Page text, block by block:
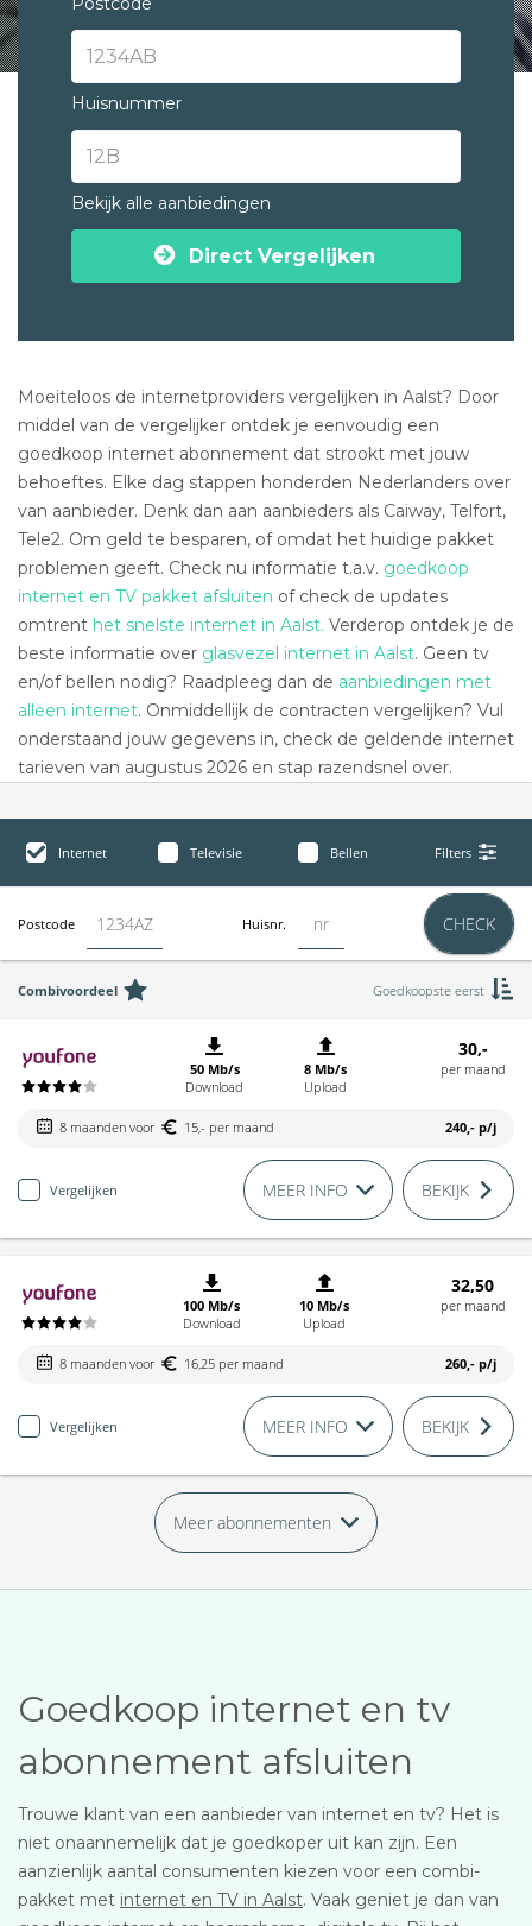
Huisnummer
Bekijk alle aanbiedingen
Direct Vergelijken
Moeiteloos de internetproviders vergelijken in Aalst? Door
middel van de vergelijker ontdek je eenvoudig een
goedkoop internet abonnement dat strookt met jouw
behoeftes. Elke dag stappen honderden Nederlanders over
van aanbieder. Denk dan aan aanbieders als Caiway, Telfort,
Tele2. Om geld te besparen, of omdat het huidige pakket
problemen geeft. Check nu informatie t.a.v. goedkoop
internet en TV pakket afsluiten of check de updates
omtrent het snelste internet in Aalst. Verderop ontdek je de
beste informatie over glasvezel internet in Aalst. Geen tv
en/of bellen nodig? Raadpleeg dan de aanbiedingen met
alleen internet. Onmiddellijk de contracten vergelijken? Vul
onderstaand jouw gegevens in, check de geldende internet
tarieven van augustus 2026 en stap razendsnel over.
Internet Televisie Bellen Filters
Postcode Huisnr. CHECK
Combivoordeel Goedkoopste eerst
50 Mb/s
Download
8 Mb/s
Upload
30,-
per maand
8 maanden voor 15,- per maand 240,- p/j
Vergelijken MEER INFO BEKIJK
100 Mb/s
Download
10 Mb/s
Upload
32,50
per maand
8 maanden voor 16,25 per maand 260,- p/j
Vergelijken MEER INFO BEKIJK
Meer abonnementen
Goedkoop internet en tv
abonnement afsluiten
Trouwe klant van een aanbieder van internet en tv? Het is
niet onaannemelijk dat je goedkoper uit kan zijn. Een
aanzienlijk aantal consumenten kiezen voor een combi-
pakket met internet en TV in Aalst. Vaak geniet je dan van